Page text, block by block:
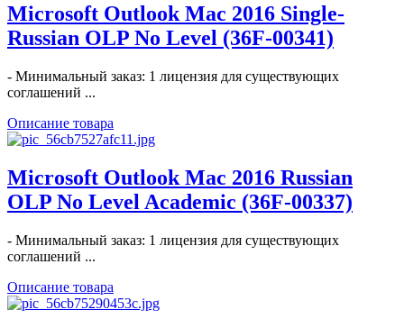
Microsoft Outlook Mac 2016 Single-
Russian OLP No Level (36F-00341)
- Минимальный заказ: 1 лицензия для существующих
соглашений ...
Описание товара
Microsoft Outlook Mac 2016 Russian
OLP No Level Academic (36F-00337)
- Минимальный заказ: 1 лицензия для существующих
соглашений ...
Описание товара